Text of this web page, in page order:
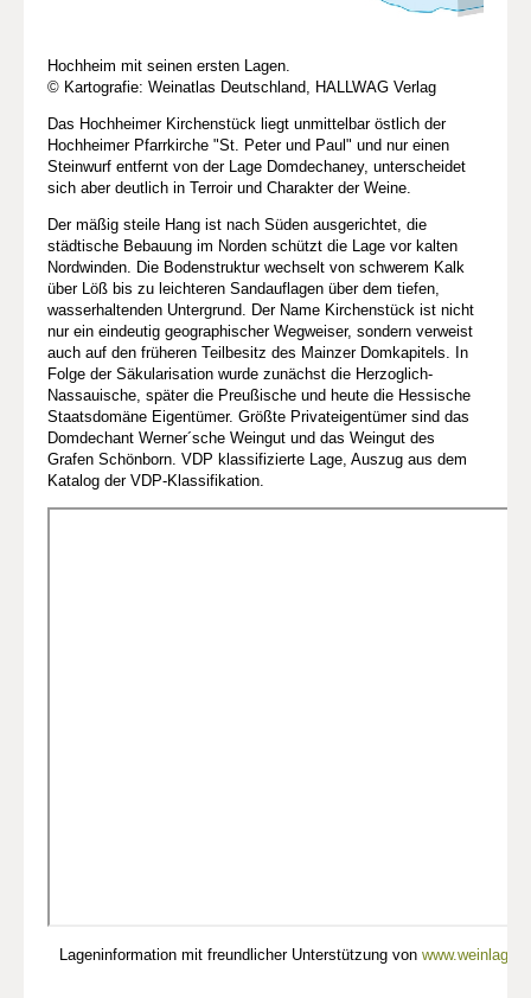
Hochheim mit seinen ersten Lagen.
© Kartografie: Weinatlas Deutschland, HALLWAG Verlag
Das Hochheimer Kirchenstück liegt unmittelbar östlich der
Hochheimer Pfarrkirche "St. Peter und Paul" und nur einen
Steinwurf entfernt von der Lage Domdechaney, unterscheidet
sich aber deutlich in Terroir und Charakter der Weine.
Der mäßig steile Hang ist nach Süden ausgerichtet, die
städtische Bebauung im Norden schützt die Lage vor kalten
Nordwinden. Die Bodenstruktur wechselt von schwerem Kalk
über Löß bis zu leichteren Sandauflagen über dem tiefen,
wasserhaltenden Untergrund. Der Name Kirchenstück ist nicht
nur ein eindeutig geographischer Wegweiser, sondern verweist
auch auf den früheren Teilbesitz des Mainzer Domkapitels. In
Folge der Säkularisation wurde zunächst die Herzoglich-
Nassauische, später die Preußische und heute die Hessische
Staatsdomäne Eigentümer. Größte Privateigentümer sind das
Domdechant Werner´sche Weingut und das Weingut des
Grafen Schönborn. VDP klassifizierte Lage, Auszug aus dem
Katalog der VDP-Klassifikation.
Lageninformation mit freundlicher Unterstützung von